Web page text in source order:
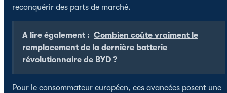
reconquérir des parts de marché.
A lire également : Combien coûte vraiment le
remplacement de la dernière batterie
révolutionnaire de BYD ?
Pour le consommateur européen, ces avancées posent une